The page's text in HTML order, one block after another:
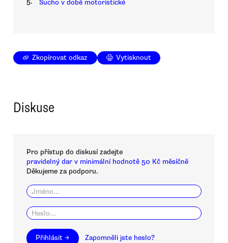
Sucho v době motoristické
Zkopírovat odkaz Vytisknout
Diskuse
Pro přístup do diskusí zadejte
pravidelný dar v minimální hodnotě 50 Kč měsíčně
Děkujeme za podporu.
Přihlásit → Zapomněli jste heslo?